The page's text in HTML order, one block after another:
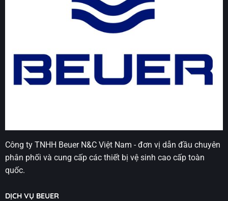
Công ty TNHH Beuer N&C Việt Nam - đơn vị dẫn đầu chuyên
phân phối và cung cấp các thiết bị vệ sinh cao cấp toàn
quốc.
DỊCH VỤ BEUER